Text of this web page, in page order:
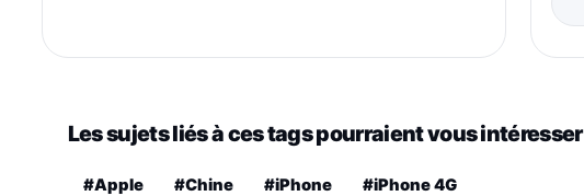
Les sujets liés à ces tags pourraient vous intéresser
#Apple #Chine #iPhone #iPhone 4G